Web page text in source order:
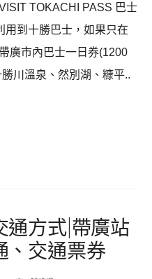
TOKACHI PASS 巴士
用到十勝巴士，如果只在
廣市內巴士一日券(1200
川溫泉、然別湖、糠平..
通方式|帶廣站
、交通票券